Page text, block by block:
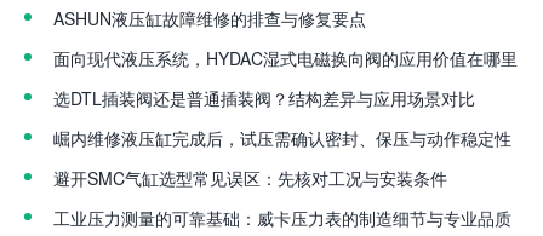
ASHUN液压缸故障维修的排查与修复要点
面向现代液压系统，HYDAC湿式电磁换向阀的应用价值在哪里
选DTL插装阀还是普通插装阀？结构差异与应用场景对比
崛内维修液压缸完成后，试压需确认密封、保压与动作稳定性
避开SMC气缸选型常见误区：先核对工况与安装条件
工业压力测量的可靠基础：威卡压力表的制造细节与专业品质